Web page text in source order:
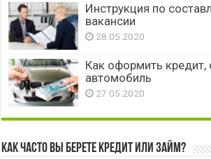
Инструкция по
вакансии
28.05.2020
Как оформить кредит,
автомобиль
27.05.2020
Как часто вы берете кредит или займ?